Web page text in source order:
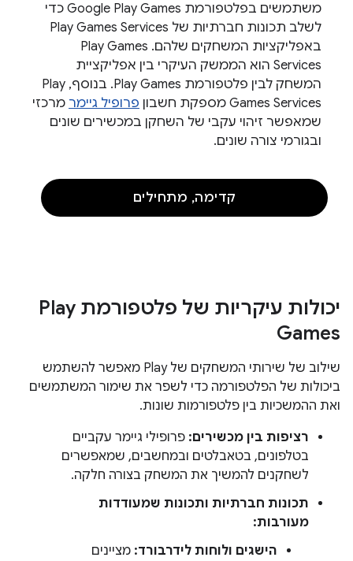
משתמשים בפלטפורמת Google Play Games כדי
לשלב תכונות חברתיות של Play Games Services
באפליקציות המשחקים שלהם. ‫Play Games
Services הוא הממשק העיקרי בין אפליקציית
המשחק לבין פלטפורמת Play Games. בנוסף, Play
Games Services מספקת חשבון
פרופיל גיימר מרכזי
שמאפשר זיהוי עקבי של השחקן במכשירים שונים
ובגורמי צורה שונים.
קדימה, מתחילים
יכולות עיקריות של פלטפורמת Play
Games
שילוב של שירותי המשחקים של Play מאפשר להשתמש
ביכולות של הפלטפורמה כדי לשפר את שימור המשתמשים
ואת ההמשכיות בין פלטפורמות שונות.
רציפות בין מכשירים: פרופילי גיימר עקביים
בטלפונים, בטאבלטים ובמחשבים, שמאפשרים
לשחקנים להמשיך את המשחק בצורה חלקה.
תכונות חברתיות ותכונות שמעודדות
מעורבות:
הישגים ולוחות לידרבורד: מציינים